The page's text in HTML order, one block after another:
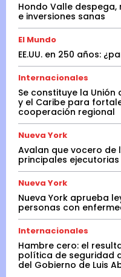
Hondo Valle
e inversiones sanas
El Mundo
EE.UU. en 250 años:
Internacionales
Se constituye la
y el Caribe para
cooperación regional
Nueva York
Avalan que vocero de
principales
Nueva York
Nueva York aprueba
personas con
Internacionales
Hambre cero: el
política de seguridad
del Gobierno de Luis